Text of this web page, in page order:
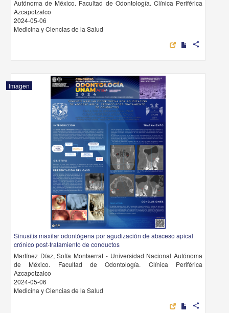
Autónoma de México. Facultad de Odontología. Clínica Periférica
Azcapotzalco
2024-05-06
Medicina y Ciencias de la Salud
share
Imagen
Sinusitis maxilar odontógena por agudización de absceso apical
crónico post-tratamiento de conductos
Martínez Díaz, Sofía Montserrat - Universidad Nacional Autónoma
de México. Facultad de Odontología. Clínica Periférica
Azcapotzalco
2024-05-06
Medicina y Ciencias de la Salud
share